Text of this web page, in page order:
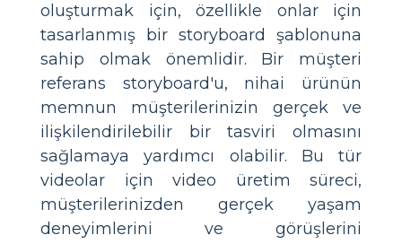
oluşturmak için, özellikle onlar için
tasarlanmış bir storyboard şablonuna
sahip olmak önemlidir. Bir müşteri
referans storyboard'u, nihai ürünün
memnun müşterilerinizin gerçek ve
ilişkilendirilebilir bir tasviri olmasını
sağlamaya yardımcı olabilir. Bu tür
videolar için video üretim süreci,
müşterilerinizden gerçek yaşam
deneyimlerini ve görüşlerini